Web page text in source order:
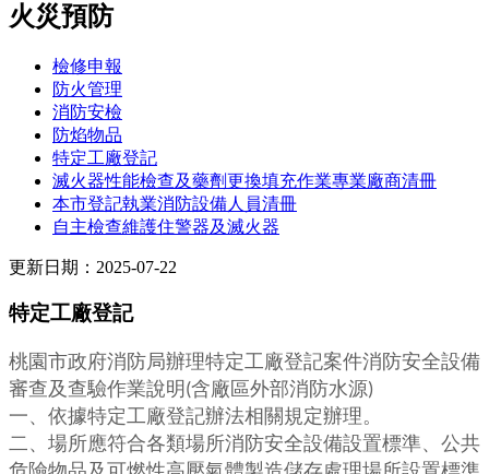
火災預防
檢修申報
防火管理
消防安檢
防焰物品
特定工廠登記
滅火器性能檢查及藥劑更換填充作業專業廠商清冊
本市登記執業消防設備人員清冊
自主檢查維護住警器及滅火器
更新日期：2025-07-22
特定工廠登記
桃園市政府消防局辦理特定工廠登記案件消防安全設備
審查及查驗作業說明 (含廠區外部消防水源)
一、依據特定工廠登記辦法相關規定辦理。
二、場所應符合各類場所消防安全設備設置標準、公共